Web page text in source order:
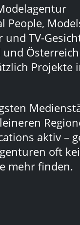
People,
und TV-
und
Projekte
aktiv –
oft
mehr finden.